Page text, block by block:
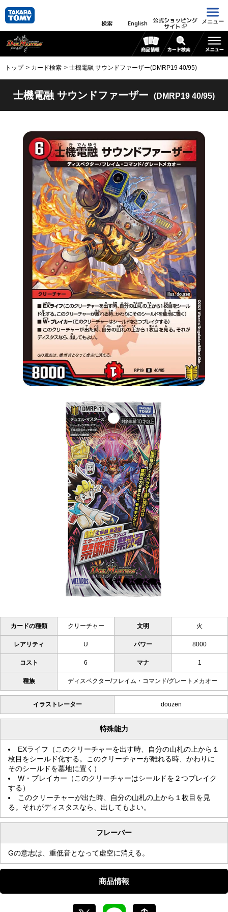
検索 English 公式ショッピング
サイト
メニュー
トップ カード検索 士機電融 サウンドファーザー(DMRP19 40/95)
士機電融 サウンドファーザー (DMRP19 40/95)
カードの種類 クリーチャー 文明 火
レアリティ U パワー 8000
コスト 6 マナ 1
種族 ディスペクター/フレイム・コマンド/グレートメカオー
イラストレーター douzen
特殊能力
EXライフ（このクリーチャーを出す時、自分の山札の上から１
枚目をシールド化する。このクリーチャーが離れる時、かわりに
そのシールドを墓地に置く）
W・ブレイカー（このクリーチャーはシールドを２つブレイク
する）
このクリーチャーが出た時、自分の山札の上から１枚目を見
る。それがディスタスなら、出してもよい。
フレーバー
Gの意志は、重低音となって虚空に消える。
商品情報